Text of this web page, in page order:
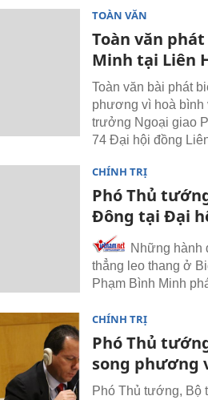
TOÀN VĂN
Toàn văn
Minh tại Liên
Toàn văn bài phát
phương vì hoà bình
trưởng Ngoại giao
74 Đại hội đồng
CHÍNH TRỊ
Phó Thủ
Đông tại Đại
Những hành
thẳng leo thang ở
Phạm Bình Minh
CHÍNH TRỊ
Phó Thủ
song phương
Phó Thủ tướng, Bộ